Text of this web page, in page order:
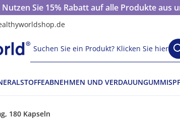
Nutzen Sie 15% Rabatt auf alle Produkte aus
Suchen Sie ein Produkt? Klicken Sie hier
ABNEHMEN UND VERDAUUNGUMMIS
180 Kapseln